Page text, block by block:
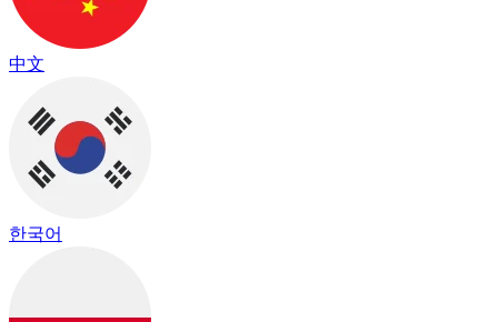
中文
한국어